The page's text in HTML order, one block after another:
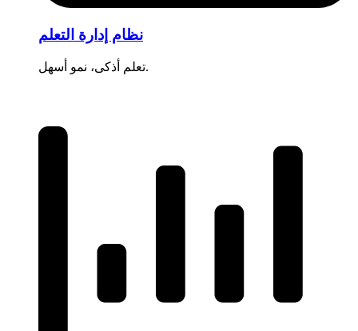
نظام إدارة التعلم
تعلم أذكى، نمو أسهل.